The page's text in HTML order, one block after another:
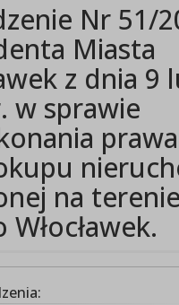
Nr 51/
Miasta
z dnia 9
w sprawie
prawa
na